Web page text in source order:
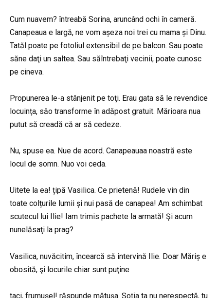
Cum nuavem? întreabă Sorina, aruncând ochi în cameră.
Canapeaua e largă, ne vom așeza noi trei cu mama și Dinu.
Tatăl poate pe fotoliul extensibil de pe balcon. Sau poate
săne daţi un saltea. Sau săîntrebaţi vecinii, poate cunosc
pe cineva.
Propunerea le-a stânjenit pe toţi. Erau gata să le revendice
locuinţa, săo transforme în adăpost gratuit. Mărioara nua
putut să creadă că ar să cedeze.
Nu, spuse ea. Nue de acord. Canapeauaa noastră este
locul de somn. Nuo voi ceda.
Uitete la ea! țipă Vasilica. Ce prietenă! Rudele vin din
toate colțurile lumii și nui pasă de canapea! Am schimbat
scutecul lui Ilie! Iam trimis pachete la armată! Şi acum
nunelăsaţi la prag?
Vasilica, nuvăcitim, încearcă să intervină Ilie. Doar Măriș e
obosită, şi locurile chiar sunt puţine
taci, frumușel! răspunde mătușa. Soția ta nu nerespectă, tu